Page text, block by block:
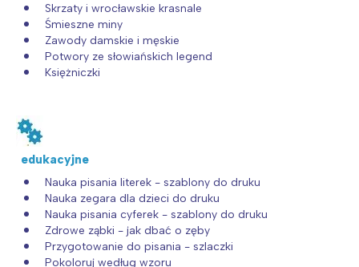
Skrzaty i wrocławskie krasnale
Śmieszne miny
Zawody damskie i męskie
Potwory ze słowiańskich legend
Księżniczki
edukacyjne
Nauka pisania literek - szablony do druku
Nauka zegara dla dzieci do druku
Nauka pisania cyferek - szablony do druku
Zdrowe ząbki - jak dbać o zęby
Przygotowanie do pisania - szlaczki
Pokoloruj według wzoru